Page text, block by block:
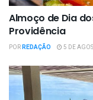
Almoço de Dia
Providência
PORREDAÇÃO 5 DE